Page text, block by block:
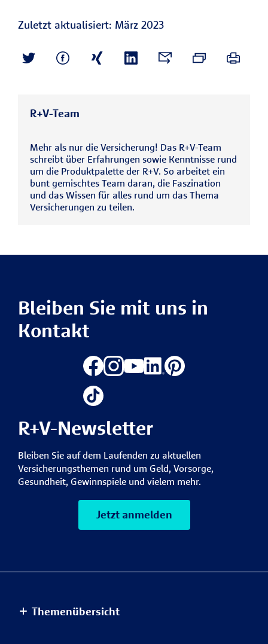
Zuletzt aktualisiert: März 2023
R+V-Team
Mehr als nur die Versicherung! Das R+V-Team
schreibt über Erfahrungen sowie Kenntnisse rund
um die Produktpalette der R+V. So arbeitet ein
bunt gemischtes Team daran, die Faszination
und das Wissen für alles rund um das Thema
Versicherungen zu teilen.
Bleiben Sie mit uns in
Kontakt
R+V-Newsletter
Bleiben Sie auf dem Laufenden zu aktuellen
Versicherungsthemen rund um Geld, Vorsorge,
Gesundheit, Gewinnspiele und vielem mehr.
Jetzt anmelden
Themenübersicht